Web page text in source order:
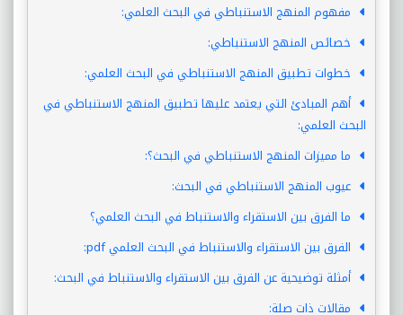
مفهوم المنهج الاستنباطي في البحث العلمي:
خصائص المنهج الاستنباطي:
خطوات تطبيق المنهج الاستنباطي في البحث العلمي:
أهم المبادئ التي يعتمد عليها تطبيق المنهج الاستنباطي في
البحث العلمي:
ما مميزات المنهج الاستنباطي في البحث؟:
عيوب المنهج الاستنباطي في البحث:
ما الفرق بين الاستقراء والاستنباط في البحث العلمي؟
الفرق بين الاستقراء والاستنباط في البحث العلمي pdf:
أمثلة توضيحية عن الفرق بين الاستقراء والاستنباط في البحث:
مقالات ذات صلة: